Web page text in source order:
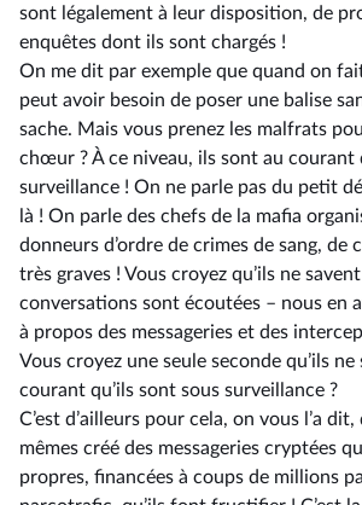
sont légalement à leur disposition, de
enquêtes dont ils sont chargés !
On me dit par exemple que quand on
peut avoir besoin de poser une balise
sache. Mais vous prenez les malfrats
chœur ? À ce niveau, ils sont au courant
surveillance ! On ne parle pas du petit
là ! On parle des chefs de la mafia
donneurs d’ordre de crimes de sang, de
très graves ! Vous croyez qu’ils ne
conversations sont écoutées –⁠ nous en
à propos des messageries et des
Vous croyez une seule seconde qu’ils ne
courant qu’ils sont sous surveillance ?
C’est d’ailleurs pour cela, on vous l’a
mêmes créé des messageries cryptées
propres, financées à coups de millions